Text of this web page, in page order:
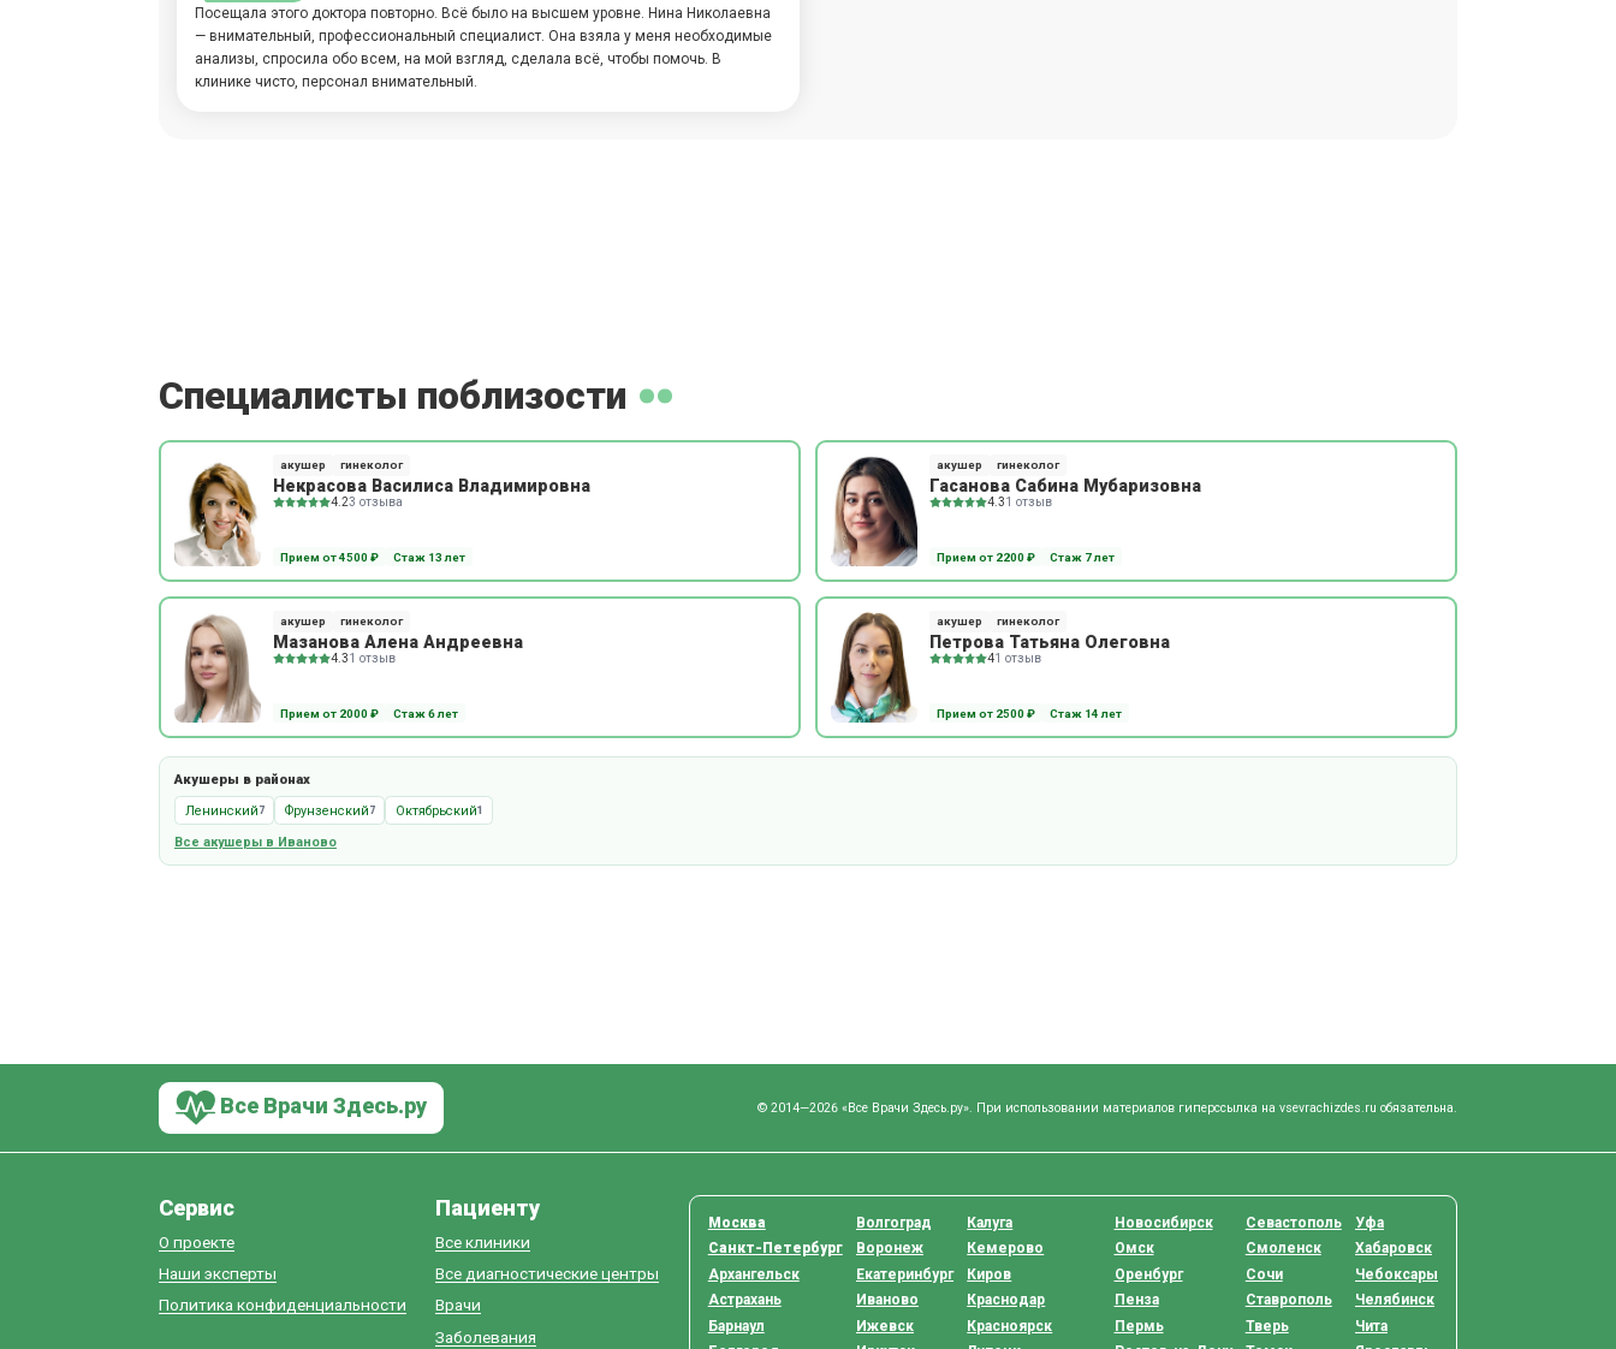
Посещала этого доктора повторно. Всё было на высшем уровне. Нина Николаевна
— внимательный, профессиональный специалист. Она взяла у меня необходимые
анализы, спросила обо всем, на мой взгляд, сделала всё, чтобы помочь. В
клинике чисто, персонал внимательный.
Специалисты поблизости
акушер гинеколог
Некрасова Василиса Владимировна
4.23 отзыва
Прием от 4500 ₽ Стаж 13 лет
акушер гинеколог
Гасанова Сабина Мубаризовна
4.31 отзыв
Прием от 2200 ₽ Стаж 7 лет
акушер гинеколог
Мазанова Алена Андреевна
4.31 отзыв
Прием от 2000 ₽ Стаж 6 лет
акушер гинеколог
Петрова Татьяна Олеговна
41 отзыв
Прием от 2500 ₽ Стаж 14 лет
Акушеры в районах
Ленинский 7 Фрунзенский 7 Октябрьский1
Все акушеры в Иваново
Все Врачи Здесь.ру © 2014—2026 «Все Врачи Здесь.ру». При использовании материалов гиперссылка на vsevrachizdes.ru обязательна.
Сервис
О проекте
Наши эксперты
Политика конфиденциальности
Пациенту
Все клиники
Все диагностические центры
Врачи
Заболевания
Москва
Санкт-Петербург
Архангельск
Астрахань
Барнаул
Волгоград
Воронеж
Екатеринбург
Иваново
Ижевск
Калуга
Кемерово
Киров
Краснодар
Красноярск
Новосибирск
Омск
Оренбург
Пенза
Пермь
Севастополь
Смоленск
Сочи
Ставрополь
Тверь
Уфа
Хабаровск
Чебоксары
Челябинск
Чита